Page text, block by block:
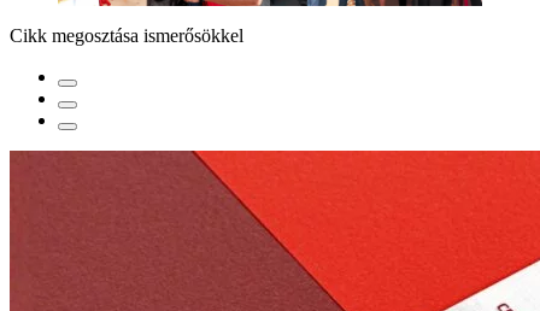
Cikk megosztása ismerősökkel